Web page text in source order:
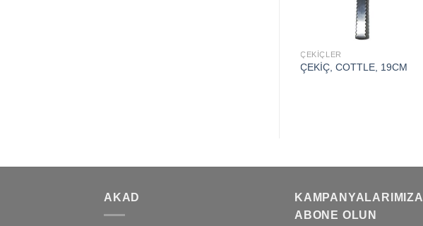
ÇEKİÇLER
ÇEKİÇ, COTTLE, 19CM
AKAD
KAMPANYALARIMIZA
ABONE OLUN